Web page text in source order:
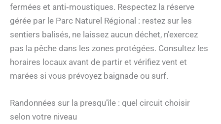
fermées et anti‑moustiques. Respectez la réserve
gérée par le Parc Naturel Régional : restez sur les
sentiers balisés, ne laissez aucun déchet, n’exercez
pas la pêche dans les zones protégées. Consultez les
horaires locaux avant de partir et vérifiez vent et
marées si vous prévoyez baignade ou surf.
Randonnées sur la presqu’île : quel circuit choisir
selon votre niveau